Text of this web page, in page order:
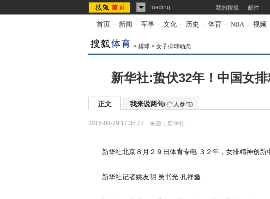
loading... 我的搜狐 邮件
首页 - 新闻 - 军事 - 文化 - 历史 - 体育 - NBA - 视频
> 排球 > 女子排球动态
新华社:蛰伏32年！中国女
正文 我来说两句( 人参与)
2016-08-29 17:35:27 来源： 新华社
新华社北京８月２９日体育专电 ３２年，女排精神创新
新华社记者姚友明 吴书光 孔祥鑫